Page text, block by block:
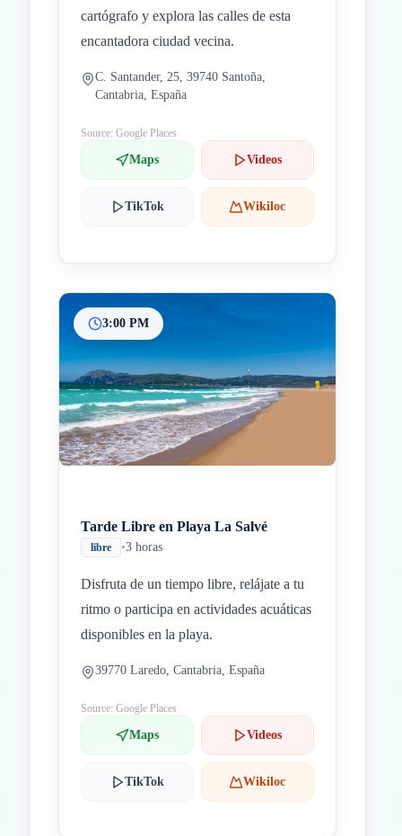
cartógrafo y explora las calles de esta
encantadora ciudad vecina.
C. Santander, 25, 39740 Santoña,
Cantabria, España
Source: Google Places
Maps Videos
TikTok Wikiloc
3:00 PM
Tarde Libre en Playa La Salvé
libre •3 horas
Disfruta de un tiempo libre, relájate a tu
ritmo o participa en actividades acuáticas
disponibles en la playa.
39770 Laredo, Cantabria, España
Source: Google Places
Maps Videos
TikTok Wikiloc